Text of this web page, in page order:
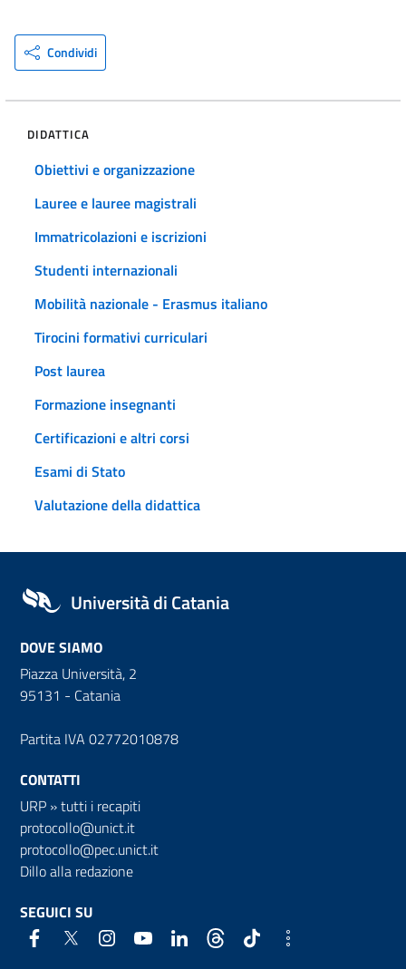
Condividi
DIDATTICA
Obiettivi e organizzazione
Lauree e lauree magistrali
Immatricolazioni e iscrizioni
Studenti internazionali
Mobilità nazionale - Erasmus italiano
Tirocini formativi curriculari
Post laurea
Formazione insegnanti
Certificazioni e altri corsi
Esami di Stato
Valutazione della didattica
Università di Catania
DOVE SIAMO
Piazza Università, 2
95131 - Catania
Partita IVA 02772010878
CONTATTI
URP »tutti i recapiti
protocollo@unict.it
protocollo@pec.unict.it
Dillo alla redazione
SEGUICI SU